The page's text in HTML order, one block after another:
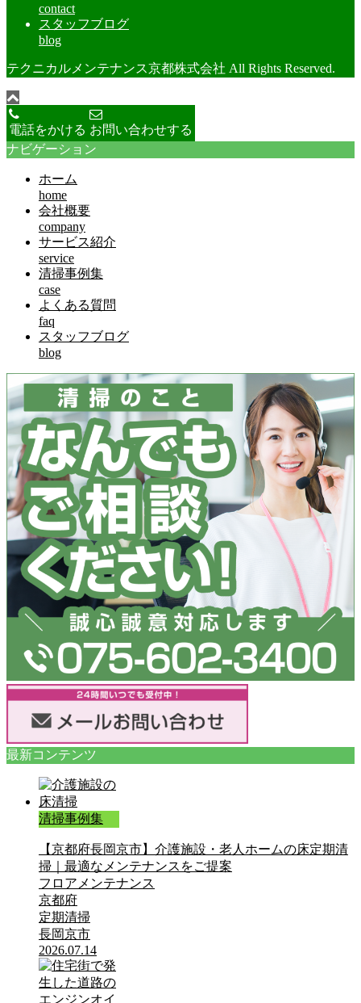
contact
スタッフブログ
blog
テクニカルメンテナンス京都株式会社 All Rights Reserved.
電話をかける お問い合わせする
ナビゲーション
ホーム
home
会社概要
company
サービス紹介
service
清掃事例集
case
よくある質問
faq
スタッフブログ
blog
最新コンテンツ
清掃事例集
【京都府長岡京市】介護施設・老人ホームの床定期清
掃｜最適なメンテナンスをご提案
フロアメンテナンス
京都府
定期清掃
長岡京市
2026.07.14